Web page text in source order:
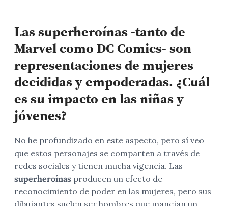
Las superheroínas -tanto de
Marvel como DC Comics- son
representaciones de mujeres
decididas y empoderadas. ¿Cuál
es su impacto en las niñas y
jóvenes?
No he profundizado en este aspecto, pero sí veo
que estos personajes se comparten a través de
redes sociales y tienen mucha vigencia. Las
superheroínas producen un efecto de
reconocimiento de poder en las mujeres, pero sus
dibujantes suelen ser hombres que manejan un